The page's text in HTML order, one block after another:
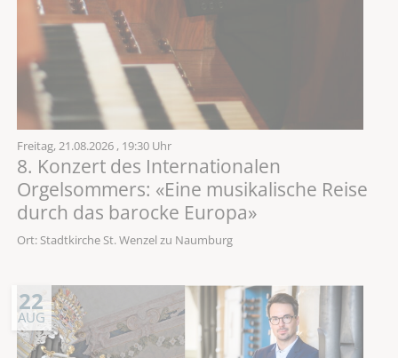
Freitag,21.08.2026 , 19:30 Uhr
8. Konzert des Internationalen
Orgelsommers: «Eine musikalische Reise
durch das barocke Europa»
Ort: Stadtkirche St. Wenzel zu Naumburg
22
AUG